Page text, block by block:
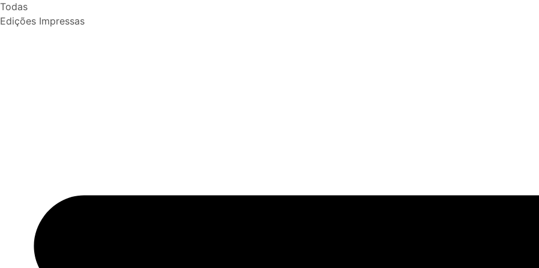
Todas
Edições Impressas